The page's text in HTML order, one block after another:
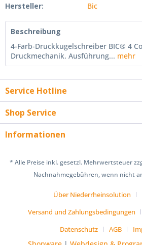
Hersteller:
Bic
Beschreibung
4-Farb-Druckkugelschreiber BIC® 4
Druckmechanik. Ausführung... mehr
Service Hotline
Shop Service
Informationen
* Alle Preise inkl. gesetzl. Mehrwertsteuer
Nachnahmegebühren, wenn nicht
Über Niederrheinsolution
Versand und Zahlungsbedingungen
Datenschutz
AGB